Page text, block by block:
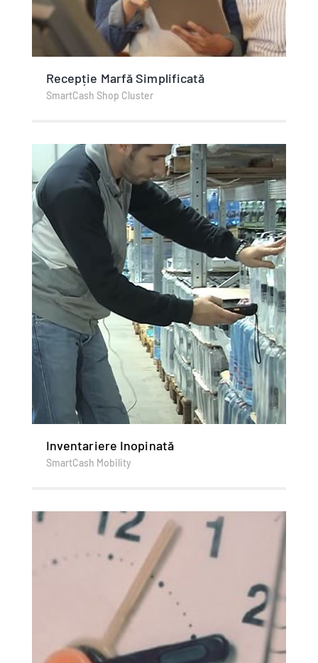
Recepție Marfă Simplificată
SmartCash Shop Cluster
Inventariere Inopinată
SmartCash Mobility